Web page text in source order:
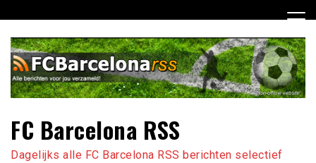
naar
inhoud
FC Barcelona RSS
Dagelijks alle FC Barcelona RSS berichten selectief